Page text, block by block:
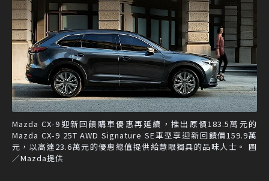
Mazda CX-9迎新回饋購車優惠再延續，推出原價183.5萬元的
Mazda CX-9 25T AWD Signature SE車型享迎新回饋價159.9萬
元，以高達23.6萬元的優惠總值提供給慧眼獨具的品味人士。 圖
／Mazda提供